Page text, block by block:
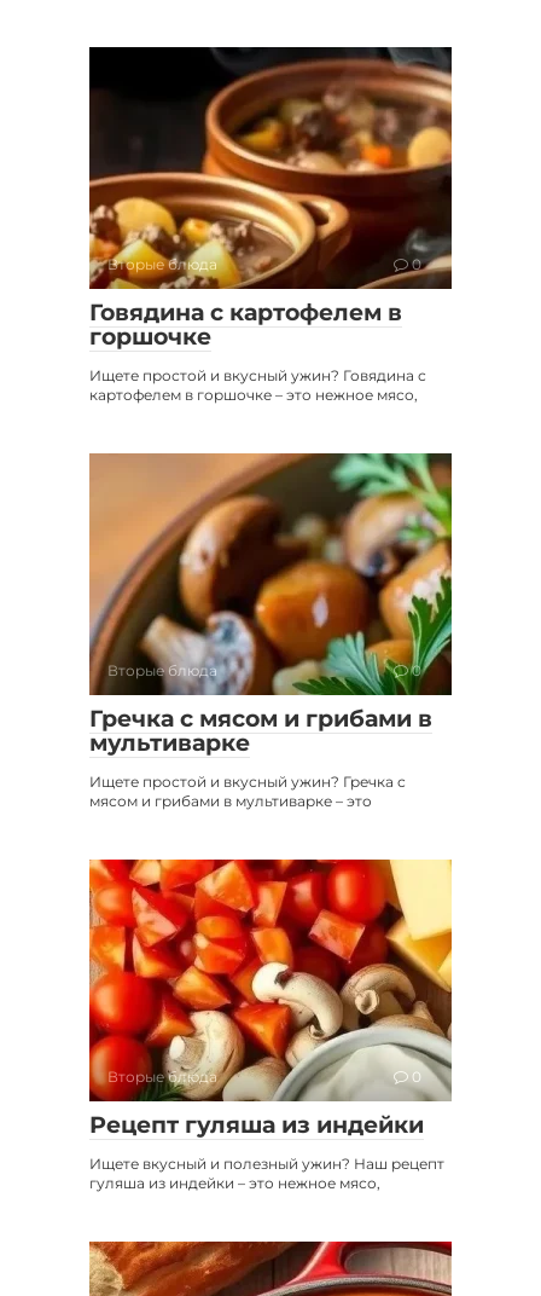
Вторые блюда 0
Говядина с картофелем в
горшочке
Ищете простой и вкусный ужин? Говядина с
картофелем в горшочке – это нежное мясо,
Вторые блюда 0
Гречка с мясом и грибами в
мультиварке
Ищете простой и вкусный ужин? Гречка с
мясом и грибами в мультиварке – это
Вторые блюда 0
Рецепт гуляша из индейки
Ищете вкусный и полезный ужин? Наш рецепт
гуляша из индейки – это нежное мясо,